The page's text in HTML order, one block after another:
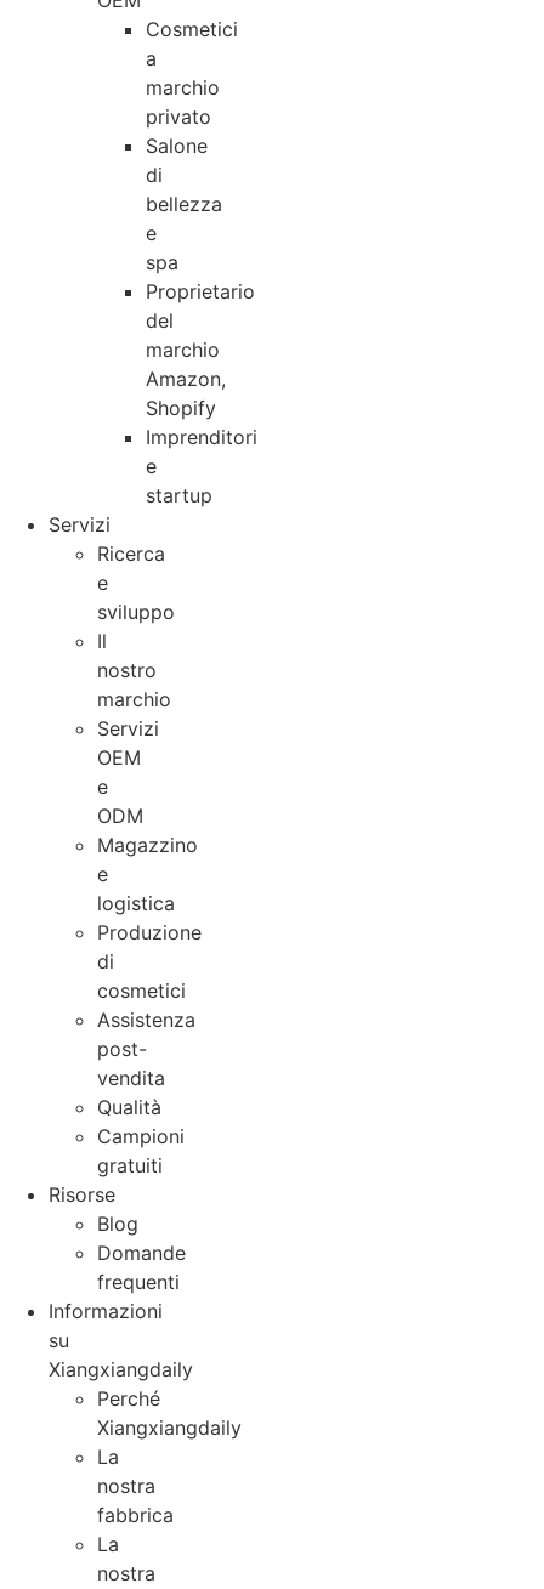
Cosmetici
a
marchio
privato
Salone
di
bellezza
e
spa
Proprietario
del
marchio
Amazon,
Shopify
Imprenditori
e
startup
Servizi
Ricerca
e
sviluppo
Il
nostro
marchio
Servizi
OEM
e
ODM
Magazzino
e
logistica
Produzione
di
cosmetici
Assistenza
post-
vendita
Qualità
Campioni
gratuiti
Risorse
Blog
Domande
frequenti
Informazioni
su
Xiangxiangdaily
Perché
Xiangxiangdaily
La
nostra
fabbrica
La
nostra